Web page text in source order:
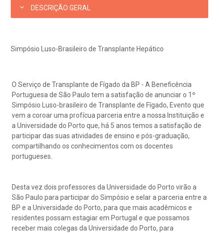
de Exames
Horário de atendimento: 2ª a 6ª feira das 7h às 18h
(11)3505-1000
ouvidoria@bp.org.br
Fale Conosco
CEP: 01323-001 | Bela Vista
São Paulo - SP
BP Mirante
Saiba mais
corporativa
social
Telemedicina BP
Teleinterconsulta
de Visita
de cópia de prontuário médico
de orçamento particular
de veracidade de atestado
atendimento
especialidades
DESCRIÇÃO GERAL
Simpósio Luso-Brasileiro de Transplante Hepático
O Serviço de Transplante de Fígado da BP - A Beneficência
Portuguesa de São Paulo tem a satisfação de anunciar o 1º
Simpósio Luso-brasileiro de Transplante de Fígado, Evento que
vem a coroar uma profícua parceria entre a nossa Instituição e
a Universidade do Porto que, há 5 anos temos a satisfação de
participar das suas atividades de ensino e pós-graduação,
compartilhando os conhecimentos com os docentes
portugueses.
Desta vez dois professores da Universidade do Porto virão a
São Paulo para participar do Simpósio e selar a parceria entre a
BP e a Universidade do Porto, para que mais acadêmicos e
residentes possam estagiar em Portugal e que possamos
receber mais colegas da Universidade do Porto, para